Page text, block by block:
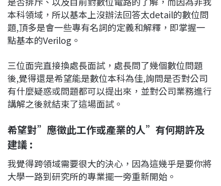
本科領域，所以基本上沒辦法回答太detail的數位問
題,頂多是會一些專有名詞的定義和解釋，即掌握一
點基本的Verilog。
三位面完直接換處長面試，處長問了幾個數位問題
後,覺得還是希望能是數位本科為佳,詢問是否對公司
有什麼疑惑或問題都可以提出來，並對公司業務進行
講解之後就結束了這場面試。
希望對”應徵此工作或產業的人”有何期許及
建議 :
我覺得跨領域需要很大的決心，因為這幾乎是要你將
大學一路到研究所的專業擺一旁重新開始。